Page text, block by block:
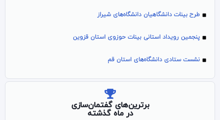
طرح بینات دانشگاهیان دانشگاه‌های شیراز
پنجمین رویداد استانی بینات حوزوی استان قزوین
نشست ستادی دانشگاه‌های استان قم
برترین‌های گفتمان‌سازی
در ماه گذشته